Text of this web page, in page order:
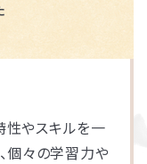
性やスキルを一
個々の学習力や